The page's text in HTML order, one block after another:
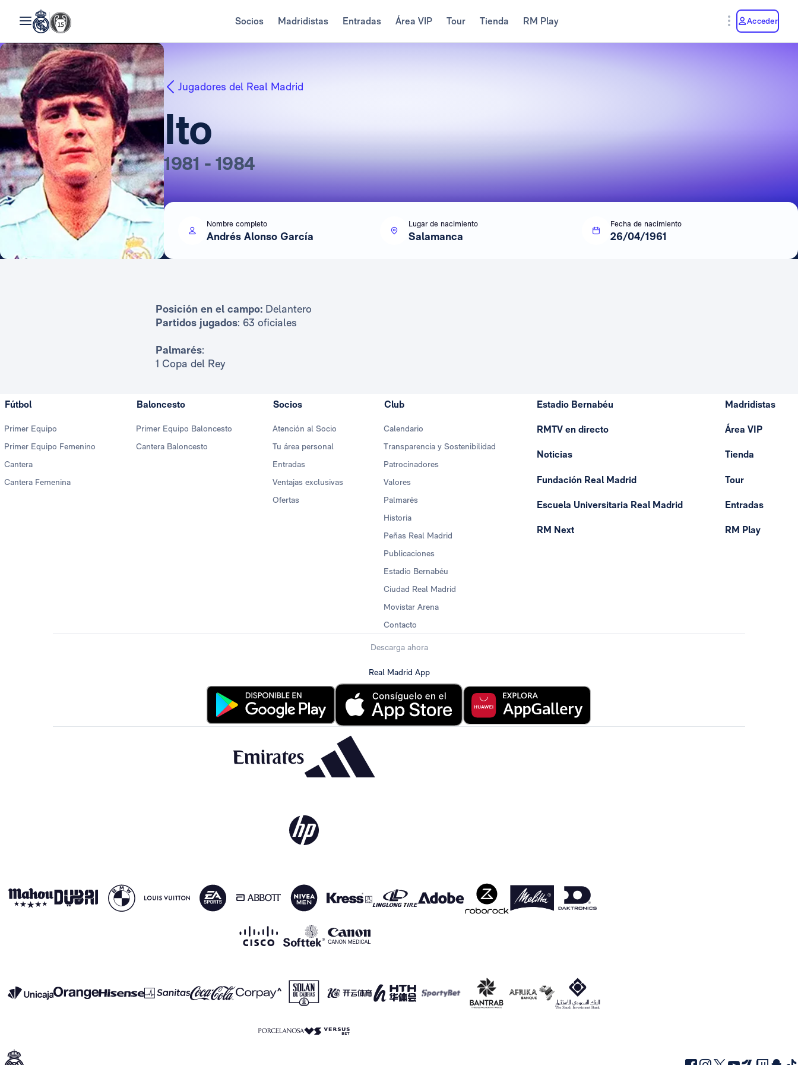
Socios Madridistas Entradas Área VIP Tour Tienda RM Play Acceder
Jugadores del Real Madrid
Ito
1981 - 1984
Nombre completo
Andrés Alonso García
Lugar de nacimiento
Salamanca
Fecha de nacimiento
26/04/1961
Posición en el campo:Delantero
Partidos jugados: 63 oficiales
Palmarés:
1 Copa del Rey
Fútbol
Primer Equipo
Primer Equipo Femenino
Cantera
Cantera Femenina
Baloncesto
Primer Equipo Baloncesto
Cantera Baloncesto
Socios
Atención al Socio
Tu área personal
Entradas
Ventajas exclusivas
Ofertas
Club
Calendario
Transparencia y Sostenibilidad
Patrocinadores
Valores
Palmarés
Historia
Peñas Real Madrid
Publicaciones
Estadio Bernabéu
Ciudad Real Madrid
Movistar Arena
Contacto
Estadio Bernabéu
RMTV en directo
Noticias
Fundación Real Madrid
Escuela Universitaria Real Madrid
RM Next
Madridistas
Área VIP
Tienda
Tour
Entradas
RM Play
Descarga ahora
Real Madrid App